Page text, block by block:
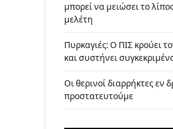
μπορεί να μειώσει το
μελέτη
Πυρκαγιές: Ο ΠΙΣ κρούει
και συστήνει
Οι θερινοί διαρρήκτες εν
προστατευτούμε